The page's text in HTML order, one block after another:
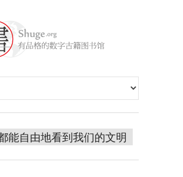
能自由地看到我们的文明